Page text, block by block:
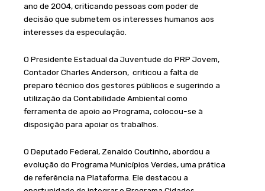
ano de 2004, criticando pessoas com poder de
decisão que submetem os interesses humanos aos
interesses da especulação.
O Presidente Estadual da Juventude do PRP Jovem,
Contador Charles Anderson, criticou a falta de
preparo técnico dos gestores públicos e sugerindo a
utilização da Contabilidade Ambiental como
ferramenta de apoio ao Programa, colocou-se à
disposição para apoiar os trabalhos.
O Deputado Federal, Zenaldo Coutinho, abordou a
evolução do Programa Municípios Verdes, uma prática
de referência na Plataforma. Ele destacou a